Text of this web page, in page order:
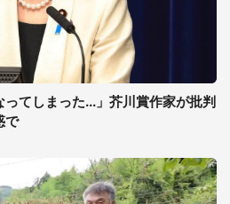
ってしまった...」芥川賞作家が批判
で